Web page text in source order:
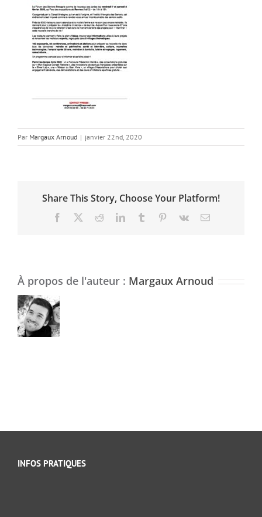
Par Margaux Arnoud | janvier 22nd, 2020
Share This Story, Choose Your Platform!
Facebook RedditLinkedInTumblr Pinterest
Vk Email
À propos de l'auteur : Margaux Arnoud
INFOS PRATIQUES